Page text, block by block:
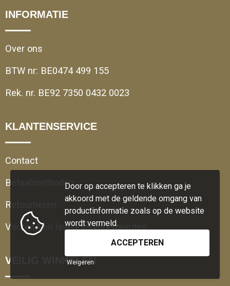
INFORMATIE
Over ons
BTW nr: BE0474 499 155
Rek. nr. BE92 7350 0432 0023
KLANTENSERVICE
Contact
Betaalmethoden
Retourneren
Verzend en leveringsvoorwaarden
VEILIG WINKELEN
Door op accepteren te klikken ga je
akkoord met de geldende omgang van
productinformatie zoals op de website
wordt vermeld.
Weigeren